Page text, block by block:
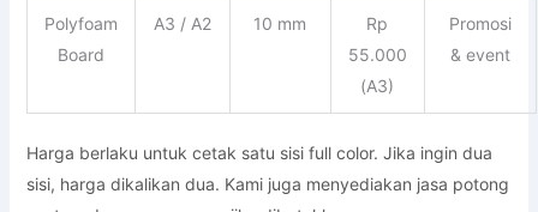
Polyfoam
Board
A3 / A2 10 mm
Rp
55.000
(A3)
Promosi
& event
Harga berlaku untuk cetak satu sisi full color. Jika ingin dua
sisi, harga dikalikan dua. Kami juga menyediakan jasa potong